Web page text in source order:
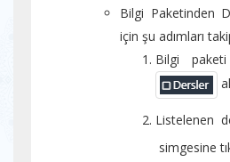
Bilgi Paketinden
için şu adımları
Bilgi paketi
Listelenen
simgesine